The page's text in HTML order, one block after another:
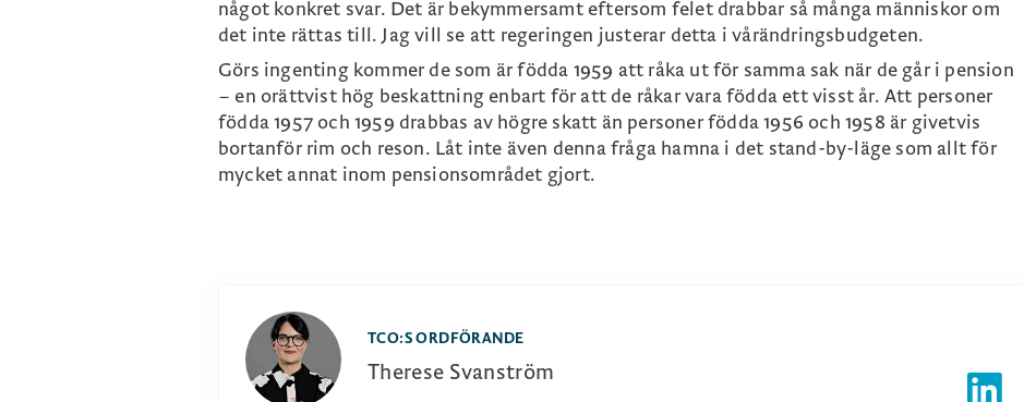
något konkret svar. Det är bekymmersamt eftersom felet drabbar så många människor om
det inte rättas till. Jag vill se att regeringen justerar detta i vårändringsbudgeten.
Görs ingenting kommer de som är födda 1959 att råka ut för samma sak när de går i pension
– en orättvist hög beskattning enbart för att de råkar vara födda ett visst år. Att personer
födda 1957 och 1959 drabbas av högre skatt än personer födda 1956 och 1958 är givetvis
bortanför rim och reson. Låt inte även denna fråga hamna i det stand-by-läge som allt för
mycket annat inom pensionsområdet gjort.
TCO:S ORDFÖRANDE
Therese Svanström